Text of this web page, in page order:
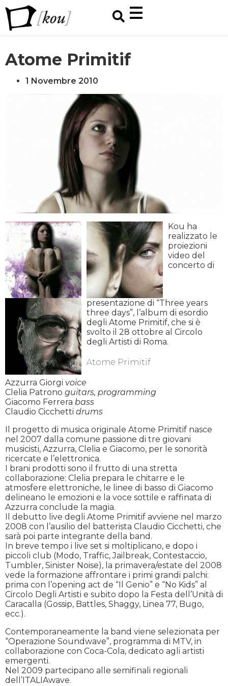
Atome Primitif
1 Novembre 2010
Kou ha
realizzato le
proiezioni
video del
concerto di
presentazione di “Three years
three days”, l’album di esordio
degli Atome Primitif, che si è
svolto il 28 ottobre al Circolo
degli Artisti di Roma.
Atome Primitif
Azzurra Giorgi voice
Clelia Patrono guitars, programming
Giacomo Ferrera bass
Claudio Cicchetti drums
Il progetto di musica originale Atome Primitif nasce
nel 2007 dalla comune passione di tre giovani
musicisti, Azzurra, Clelia e Giacomo, per le sonorità
ricercate e l’elettronica.
I brani prodotti sono il frutto di una stretta
collaborazione: Clelia prepara le chitarre e le
atmosfere elettroniche, le linee di basso di Giacomo
delineano le emozioni e la voce sottile e raffinata di
Azzurra conclude la magia.
Il debutto live degli Atome Primitif avviene nel marzo
2008 con l’ausilio del batterista Claudio Cicchetti, che
sarà poi parte integrante della band.
In breve tempo i live set si moltiplicano, e dopo i
piccoli club (Modo, Traffic, Jailbreak, Contestaccio,
Tumbler, Sinister Noise), la primavera/estate del 2008
vede la formazione affrontare i primi grandi palchi:
prima con l’opening act de “Il Genio” e “No Kids” al
Circolo Degli Artisti e subito dopo la Festa dell’Unità di
Caracal­la (Gossip, Battles, Shaggy, Linea 77, Bugo,
ecc.).
Contemporaneamente la band viene selezionata per
“Operazione Soundwave”, programma di MTV, in
collaborazione con Coca-Cola, de­dicato agli artisti
emergenti.
Nel 2009 partecipano alle semifinali regionali
dell’ITALIAwave.